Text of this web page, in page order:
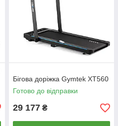
Бігова доріжка Gymtek XT560
Готово до відправки
29 177 ₴